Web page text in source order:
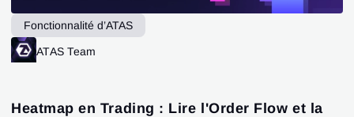
Fonctionnalité d’ATAS
ATAS Team
Heatmap en Trading : Lire l'Order Flow et la